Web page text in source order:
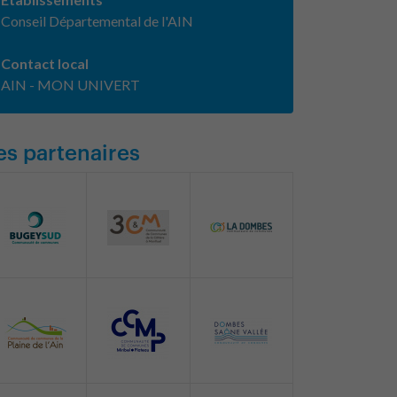
Conseil Départemental de l'AIN
Contact local
AIN - MON UNIVERT
partenaires